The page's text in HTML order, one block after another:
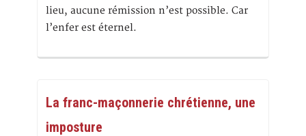
lieu, aucune rémission n’est possible. Car
l’enfer est éternel.
La franc-maçonnerie chrétienne, une
imposture